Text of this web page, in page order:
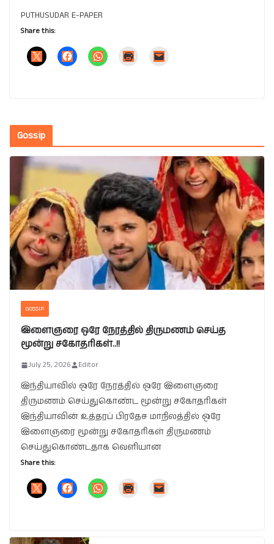
PUTHUSUDAR E-PAPER
Share this:
Gossip
GOSSIP
இளைஞரை ஒரே நேரத்தில் திருமணம் செய்த
மூன்று சகோதரிகள்..!!
July 25, 2026 Editor
இந்தியாவில் ஒரே நேரத்தில் ஒரே இளைஞரை
திருமணம் செய்துகொண்ட மூன்று சகோதரிகள்
இந்தியாவின் உத்தரப் பிரதேச மாநிலத்தில் ஒரே
இளைஞரை மூன்று சகோதரிகள் திருமணம்
செய்துகொண்டதாக வெளியான
Share this: